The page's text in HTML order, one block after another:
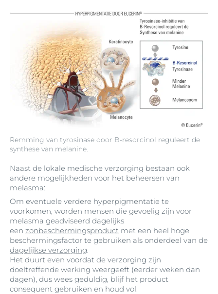
Remming van tyrosinase door B-resorcinol reguleert de
synthese van melanine.
Naast de lokale medische verzorging bestaan ook
andere mogelijkheden voor het beheersen van
melasma:
Om eventuele verdere hyperpigmentatie te
voorkomen, worden mensen die gevoelig zijn voor
melasma geadviseerd dagelijks
een zonbeschermingsproduct met een heel hoge
beschermingsfactor te gebruiken als onderdeel van de
dagelijkse verzorging
Het duurt even voordat de verzorging zijn
doeltreffende werking weergeeft (eerder weken dan
dagen), dus wees geduldig, blijf het product
consequent gebruiken en houd vol.